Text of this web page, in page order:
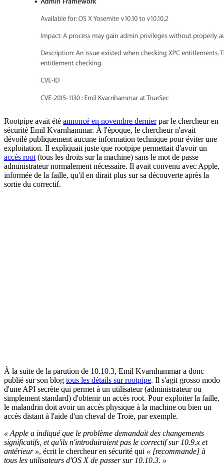
Rootpipe avait été annoncé en novembre dernierpar le chercheur en
sécurité Emil Kvarnhammar. À l'époque, le chercheur n'avait
dévoilé publiquement aucune information technique pour éviter une
exploitation. Il expliquait juste que rootpipe permettait d'avoir un
accès root (tous les droits sur la machine) sans le mot de passe
administrateur normalement nécessaire. Il avait convenu avec Apple,
informée de la faille, qu'il en dirait plus sur sa découverte après la
sortie du correctif.
À la suite de la parution de 10.10.3, Emil Kvarnhammar a donc
publié sur son blog tous les détails sur rootpipe. Il s'agit grosso modo
d'une API secrète qui permet à un utilisateur (administrateur ou
simplement standard) d'obtenir un accès root. Pour exploiter la faille,
le malandrin doit avoir un accès physique à la machine ou bien un
accès distant à l'aide d'un cheval de Troie, par exemple.
« Apple a indiqué que le problème demandait des changements
significatifs, et qu'ils n'introduiraient pas le correctif sur 10.9.x et
antérieur », écrit le chercheur en sécurité qui « [recommande] à
tous les utilisateurs d'OS X de passer sur 10.10.3. »